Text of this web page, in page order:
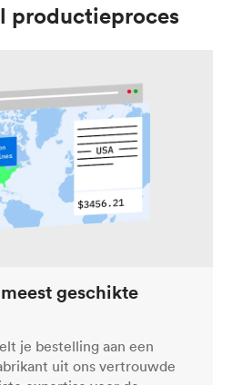
productieproces
geschikte
je bestelling aan een
uit ons vertrouwde